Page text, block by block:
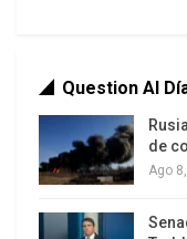
Question Al
de
Ago